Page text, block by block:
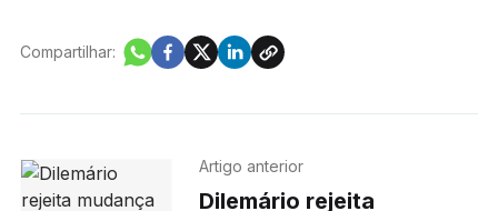
Compartilhar:
Artigo anterior
Dilemário rejeita